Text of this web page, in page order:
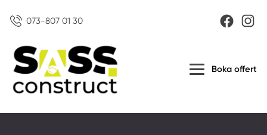
073-807 01 30
Boka offert